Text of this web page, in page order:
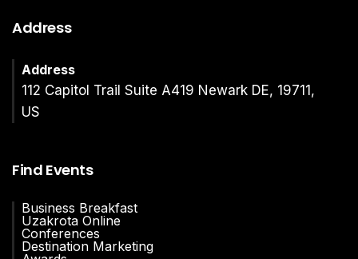
Address
Address
112 Capitol Trail Suite A419 Newark DE, 19711,
US
Find Events
Business Breakfast
Uzakrota Online
Conferences
Destination Marketing